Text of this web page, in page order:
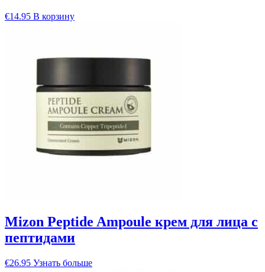
€14.95 В корзину
Mizon Peptide Ampoule крем для лица с
пептидами
€26.95 Узнать больше